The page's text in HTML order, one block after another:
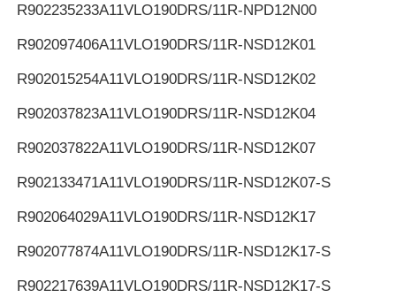
R902235233A11VLO190DRS/11R-NPD12N00
R902097406A11VLO190DRS/11R-NSD12K01
R902015254A11VLO190DRS/11R-NSD12K02
R902037823A11VLO190DRS/11R-NSD12K04
R902037822A11VLO190DRS/11R-NSD12K07
R902133471A11VLO190DRS/11R-NSD12K07-S
R902064029A11VLO190DRS/11R-NSD12K17
R902077874A11VLO190DRS/11R-NSD12K17-S
R902217639A11VLO190DRS/11R-NSD12K17-S